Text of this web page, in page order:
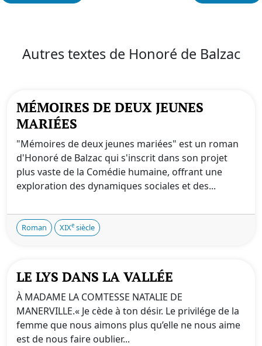
Autres textes de Honoré de Balzac
MÉMOIRES DE DEUX JEUNES
MARIÉES
"Mémoires de deux jeunes mariées" est un roman
d'Honoré de Balzac qui s'inscrit dans son projet
plus vaste de la Comédie humaine, offrant une
exploration des dynamiques sociales et des...
Roman XIXe siècle
LE LYS DANS LA VALLÉE
À MADAME LA COMTESSE NATALIE DE
MANERVILLE.« Je cède à ton désir. Le privilége de la
femme que nous aimons plus qu’elle ne nous aime
est de nous faire oublier...